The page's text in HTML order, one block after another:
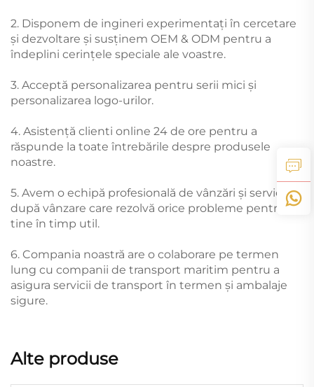
2. Disponem de ingineri experimentați în cercetare
și dezvoltare și susținem OEM & ODM pentru a
îndeplini cerințele speciale ale voastre.
3. Acceptă personalizarea pentru serii mici și
personalizarea logo-urilor.
4. Asistență clienti online 24 de ore pentru a
răspunde la toate întrebările despre produsele
noastre.
5. Avem o echipă profesională de vânzări și servicii
după vânzare care rezolvă orice probleme pentru
tine în timp util.
6. Compania noastră are o colaborare pe termen
lung cu companii de transport maritim pentru a
asigura servicii de transport în termen și ambalaje
sigure.
Alte produse